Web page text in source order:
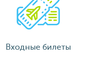
Входные билеты